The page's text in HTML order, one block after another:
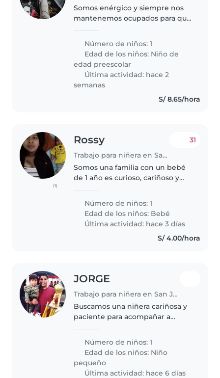
Somos enérgico y siempre nos
mantenemos ocupados para que
Número de niños: 1
Edad de los niños: Niño de
edad preescolar
Última actividad: hace 2
semanas
S/ 8.65/hora
(1)
Rossy
Trabajo para niñera en San Juan de Lurigancho
31
Somos una familia con un bebé
de 1 año es curioso, cariñoso y
niñera de confianza para cuidar
de nuestro pequeño en nuestra
propia casa. Si tienes
experiencia..
Número de niños: 1
Edad de los niños: Bebé
Última actividad: hace 3 días
S/ 4.00/hora
JORGE
Trabajo para niñera en San Juan de Lurigancho
Buscamos una niñera cariñosa y
paciente para acompañar a
de energía. Es ideal que tenga
disposición para tareas del hogar
y conecte con su lado juguetón...
Número de niños: 1
Edad de los niños: Niño
pequeño
Última actividad: hace 6 días